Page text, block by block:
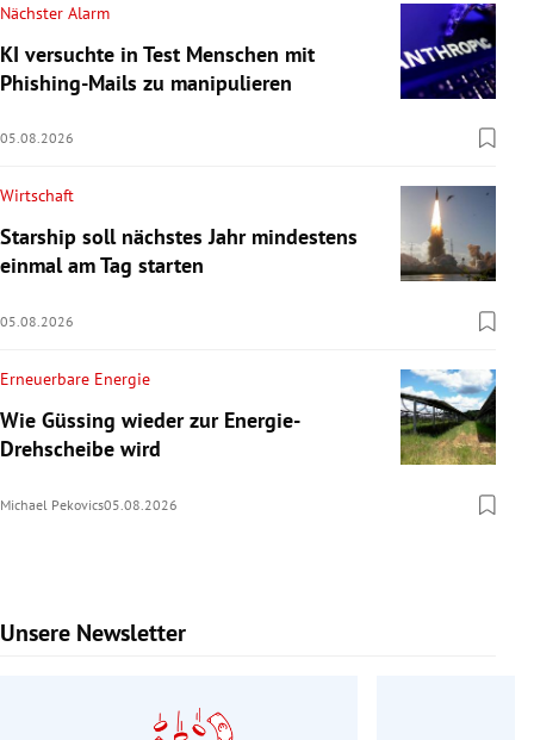
Nächster Alarm
KI versuchte in Test Menschen mit
Phishing-Mails zu manipulieren
05.08.2026
Wirtschaft
Starship soll nächstes Jahr mindestens
einmal am Tag starten
05.08.2026
Erneuerbare Energie
Wie Güssing wieder zur Energie-
Drehscheibe wird
Michael Pekovics05.08.2026
Unsere Newsletter
Slide 1 von 9